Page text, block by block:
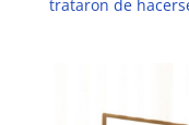
trataron de